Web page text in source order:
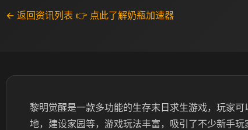
← 返回资讯列表 👉 点此了解奶瓶加速器
黎明觉醒是一款多功能的生存末日求生游戏，玩家
地，建设家园等，游戏玩法丰富，吸引了不少新手